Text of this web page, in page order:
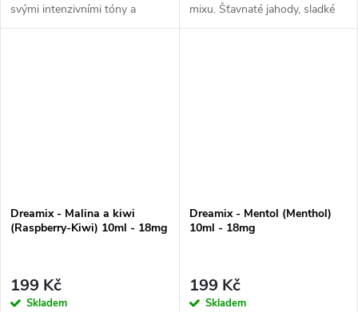
svými intenzivními tóny a
dřevitou dochutí.
mixu. Šťavnaté jahody, sladké
maliny nebo vyzrálé borůvky, to
Dreamix - Malina a kiwi
(Raspberry-Kiwi) 10ml - 18mg
199 Kč
Skladem
Dreamix - Mentol (Menthol)
10ml - 18mg
199 Kč
Skladem